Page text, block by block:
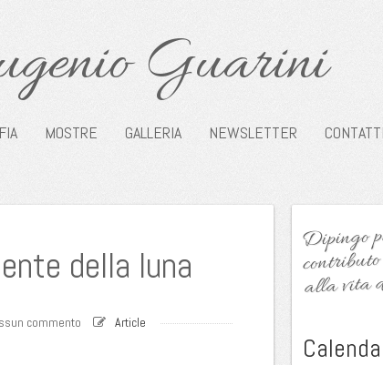
Guarini
MOSTRE GALLERIA NEWSLETTER CONTATTI
della luna
commento Article
Dipingo
alla vita